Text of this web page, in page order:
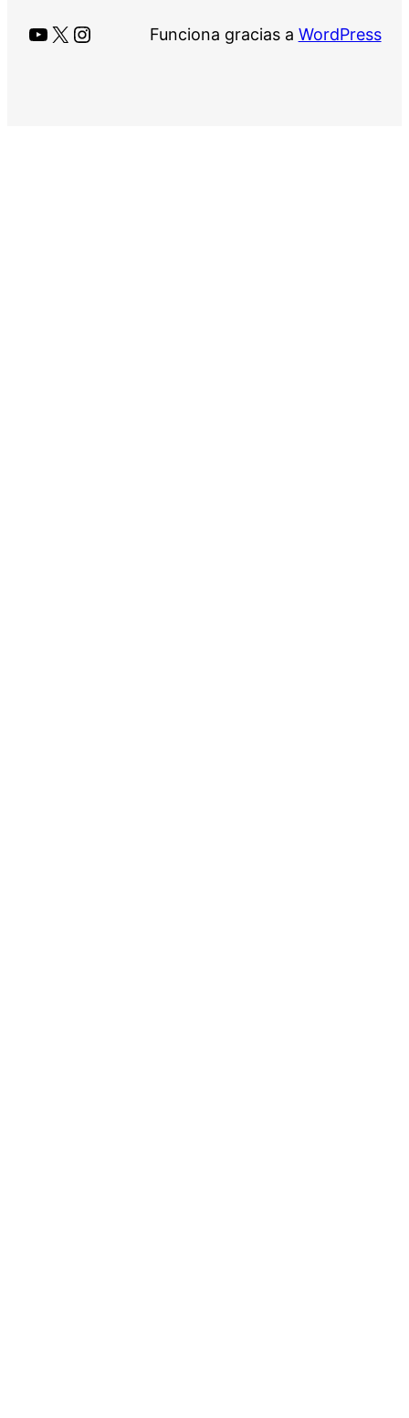
YouTube
X InstagramFunciona gracias a WordPress